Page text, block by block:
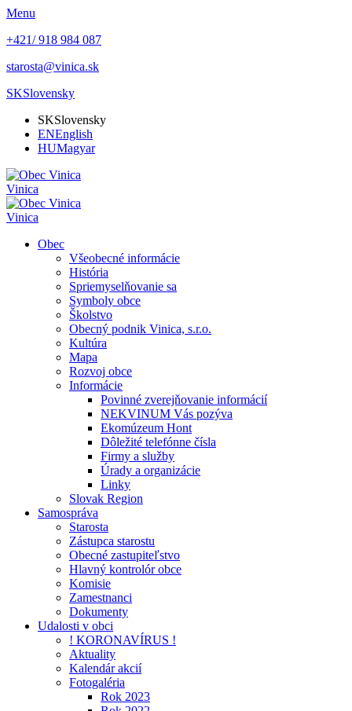
Menu
+421/ 918 984 087
starosta@vinica.sk
SKSlovensky
SKSlovensky
ENEnglish
HUMagyar
Vinica
Vinica
Obec
Všeobecné informácie
História
Spriemyselňovanie sa
Symboly obce
Školstvo
Obecný podnik Vinica, s.r.o.
Kultúra
Mapa
Rozvoj obce
Informácie
Povinné zverejňovanie informácií
NEKVINUM Vás pozýva
Ekomúzeum Hont
Dôležité telefónne čísla
Firmy a služby
Úrady a organizácie
Linky
Slovak Region
Samospráva
Starosta
Zástupca starostu
Obecné zastupiteľstvo
Hlavný kontrolór obce
Komisie
Zamestnanci
Dokumenty
Udalosti v obci
! KORONAVÍRUS !
Aktuality
Kalendár akcií
Fotogaléria
Rok 2023